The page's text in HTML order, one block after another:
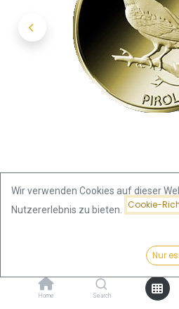
Preis:
469,63€
Home Search
20 Euro Heimische Vögel Pirol 1/
20 Euro Heimische
Wir verwenden Cookies auf dieser
Nutzererlebnis zu bieten.
Cookie-
Nur